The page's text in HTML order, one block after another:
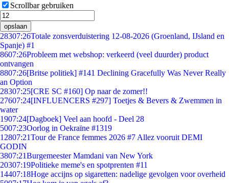
Scrollbar gebruiken
opslaan
28307:26Totale zonsverduistering 12-08-2026 (Groenland, IJsland en
Spanje) #1
8607:26Probleem met webshop: verkeerd (veel duurder) product
ontvangen
8807:26[Britse politiek] #141 Declining Gracefully Was Never Really
an Option
28307:25[CRE SC #160] Op naar de zomer!!
27607:24[INFLUENCERS #297] Toetjes & Bevers & Zwemmen in
water
1907:24[Dagboek] Veel aan hoofd - Deel 28
5007:23Oorlog in Oekraïne #1319
12807:21Tour de France femmes 2026 #7 Allez vooruit DEMI
GODIN
3807:21Burgemeester Mamdani van New York
20307:19Politieke meme's en spotprenten #11
14407:18Hoge accijns op sigaretten: nadelige gevolgen voor overheid